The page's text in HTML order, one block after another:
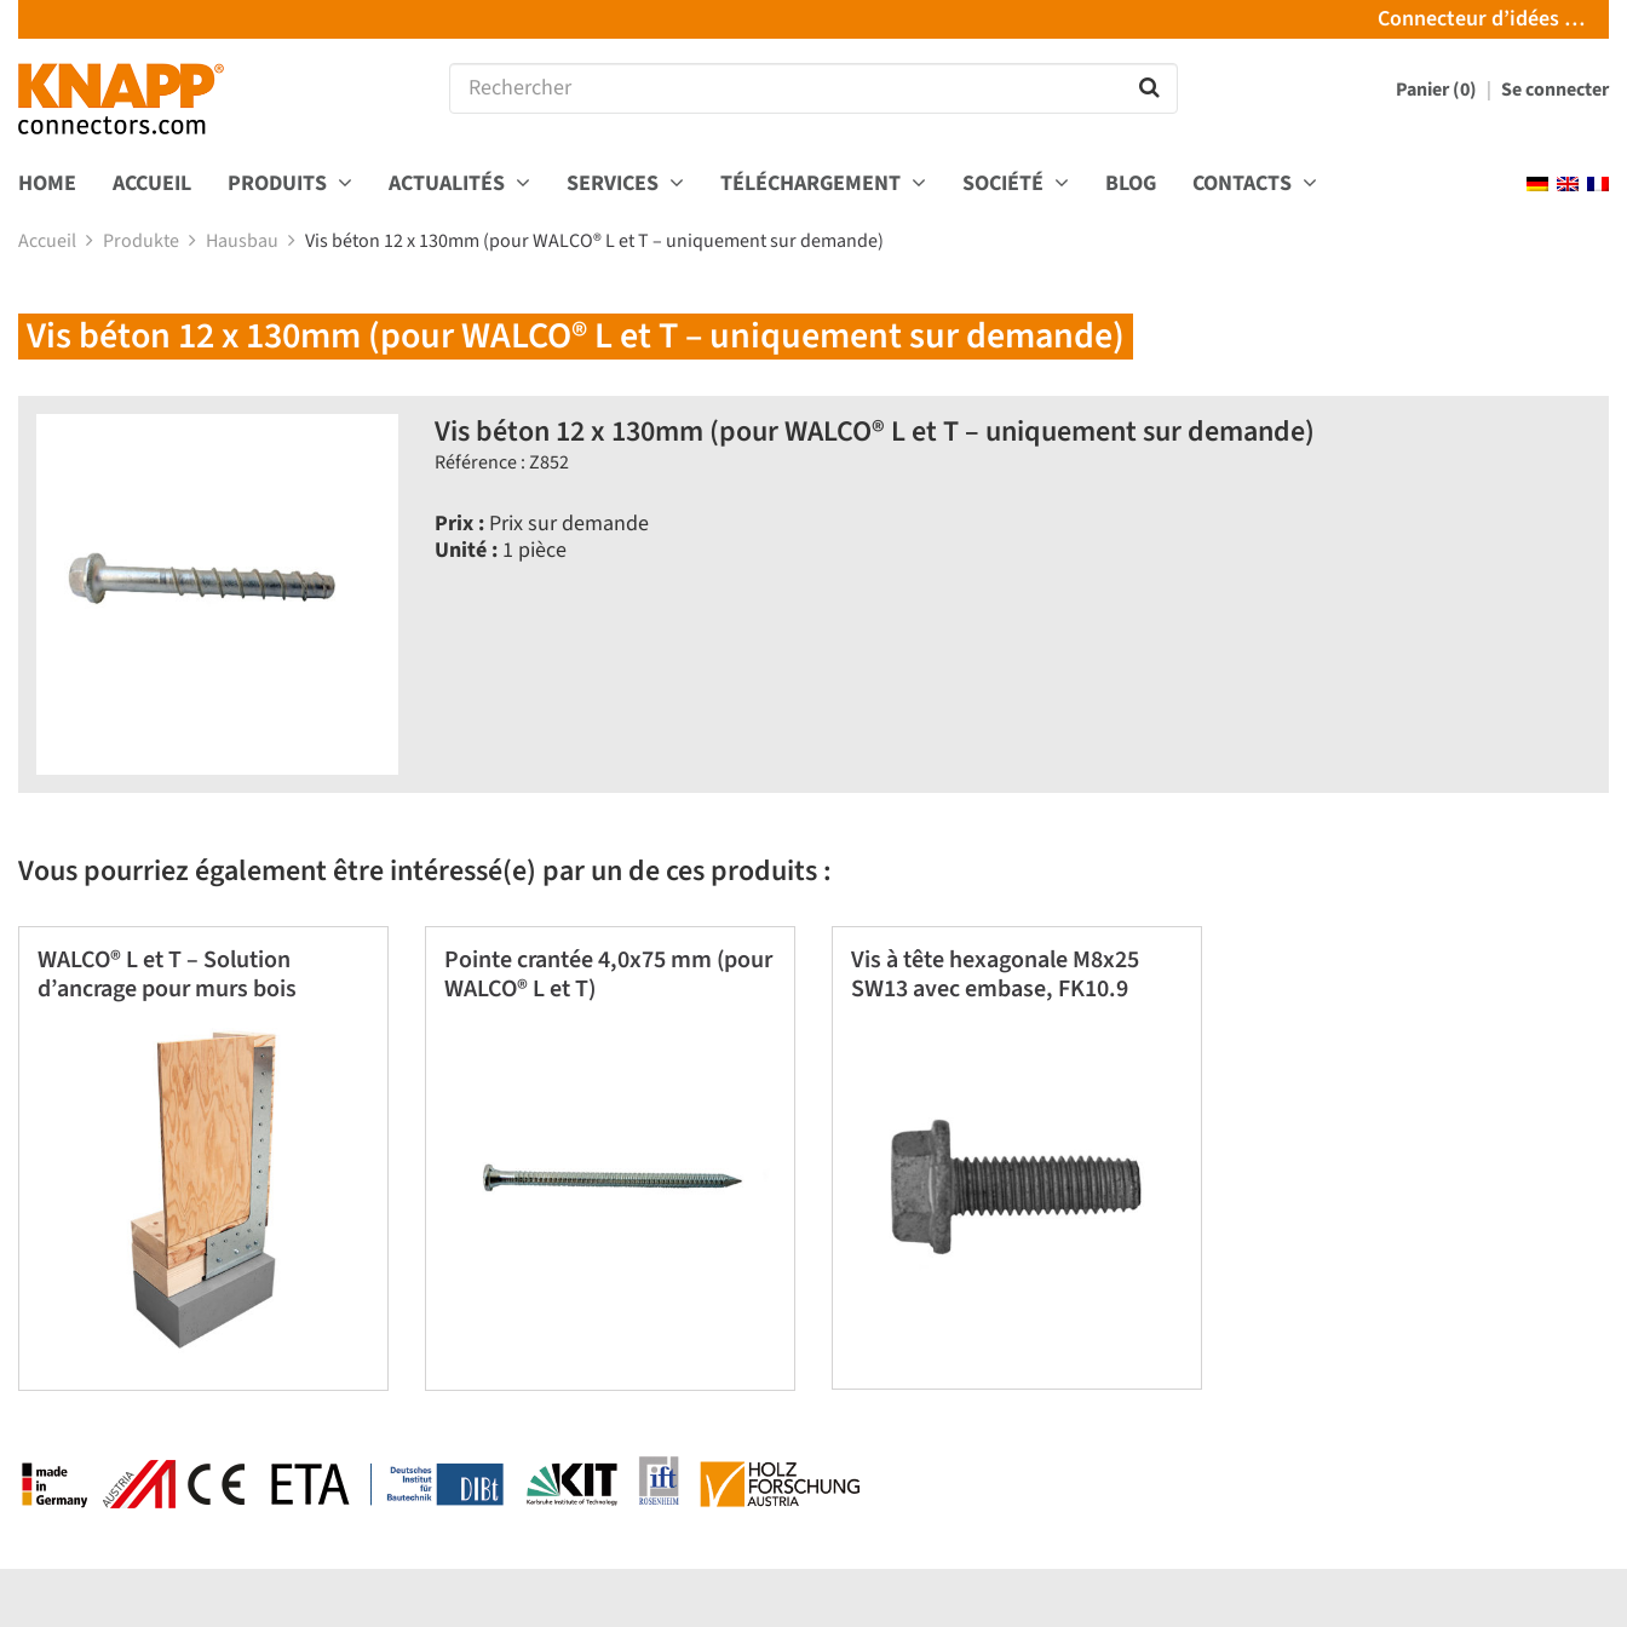
Connecteur d’idées …
Panier (0) Se connecter
HOME ACCUEIL PRODUITS ACTUALITÉS SERVICES TÉLÉCHARGEMENT SOCIÉTÉ BLOG CONTACTS
Accueil Produkte Hausbau Vis béton 12 x 130mm (pour WALCO® L et T – uniquement sur demande)
Vis béton 12 x 130mm (pour WALCO® L et T – uniquement sur demande)
Vis béton 12 x 130mm (pour WALCO® L et T – uniquement sur demande)
Référence : Z852
Prix :Prix sur demande
Unité :1 pièce
Vous pourriez également être intéressé(e) par un de ces produits :
WALCO® L et T – Solution
d’ancrage pour murs bois
Pointe crantée 4,0x75 mm (pour
WALCO® L et T)
Vis à tête hexagonale M8x25
SW13 avec embase, FK10.9